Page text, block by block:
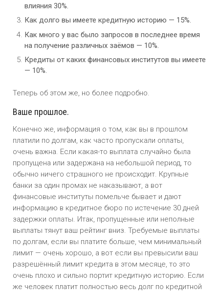
влияния 30%.
Как долго вы имеете кредитную историю — 15%.
Как много у вас было запросов в последнее время
на получение различных заёмов — 10%.
Кредиты от каких финансовых институтов вы имеете
— 10%.
Теперь об этом же, но более подробно.
Ваше прошлое.
Конечно же, информация о том, как вы в прошлом
платили по долгам, как часто пропускали оплаты,
очень важна. Если какая-то выплата случайно была
пропущена или задержана на небольшой период, то
обычно ничего страшного не происходит. Крупные
банки за один промах не наказывают, а вот
финансовые институты помельче бывает и дают
информацию в кредитное бюро по истечение 30 дней
задержки оплаты. Итак, пропущенные или неполные
выплаты тянут ваш рейтинг вниз. Требуемые выплаты
по долгам, если вы платите больше, чем минимальный
лимит — очень хорошо, а вот если вы превысили ваш
разрешённый лимит кредита в этом месяце, то это
очень плохо и сильно портит кредитную историю. Если
же человек платит полностью весь долг по кредитной